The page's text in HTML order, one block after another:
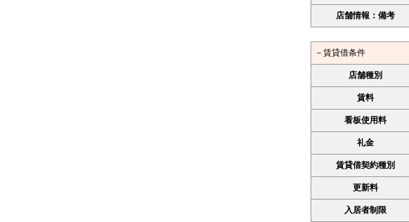
店舗情報：備考
－賃貸借条件
店舗種別
賃料
看板使用料
礼金
賃貸借契約種別
更新料
入居者制限